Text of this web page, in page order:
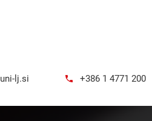
lj.si +386 1 4771 200